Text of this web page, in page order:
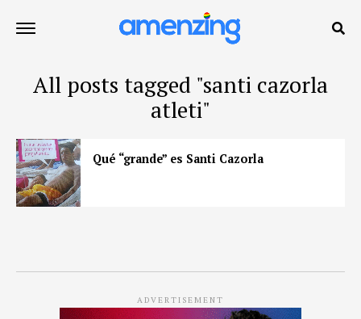
All posts tagged "santi cazorla
atleti"
Qué “grande” es Santi Cazorla
ADVERTISEMENT